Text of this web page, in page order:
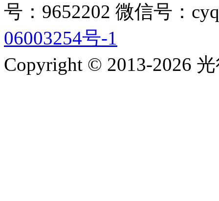
号：9652202 微信号：
06003254号-1
Copyright © 2013-2026